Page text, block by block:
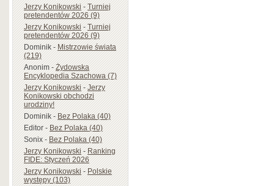
Jerzy Konikowski-Turniej
pretendentów 2026 (9)
Jerzy Konikowski-Turniej
pretendentów 2026 (9)
Dominik-Mistrzowie świata
(219)
Anonim-Żydowska
Encyklopedia Szachowa (7)
Jerzy Konikowski-Jerzy
Konikowski obchodzi
urodziny!
Dominik-Bez Polaka (40)
Editor-Bez Polaka (40)
Sonix-Bez Polaka (40)
Jerzy Konikowski-Ranking
FIDE: Styczeń 2026
Jerzy Konikowski-Polskie
występy (103)